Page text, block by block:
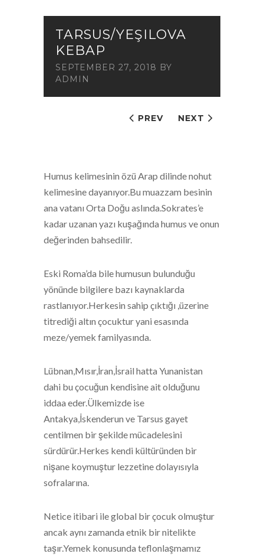
PREV NEXT
TARSUS/YEŞILOVA
KEBAP
SEPTEMBER 27, 2018 BY
ADMIN
Humus kelimesinin özü Arap dilinde nohut
kelimesine dayanıyor.Bu muazzam besinin
ana vatanı Orta Doğu aslında.Sokrates’e
kadar uzanan yazı kuşağında humus ve onun
değerinden bahsedilir.
Eski Roma’da bile humusun bulunduğu
yönünde bilgilere bazı kaynaklarda
rastlanıyor.Herkesin sahip çıktığı ,üzerine
titrediği altın çocuktur yani esasında
meze/yemek familyasında.
Lübnan,Mısır,İran,İsrail hatta Yunanistan
dahi bu çocuğun kendisine ait olduğunu
iddaa eder.Ülkemizde ise
Antakya,İskenderun ve Tarsus gayet
centilmen bir şekilde mücadelesini
sürdürür.Herkes kendi kültüründen bir
nişane koymuştur lezzetine dolayısıyla
sofralarına.
Netice itibari ile global bir çocuk olmuştur
ancak aynı zamanda etnik bir nitelikte
taşır.Yemek konusunda teflonlaşmamız